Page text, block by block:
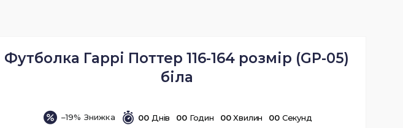
Футболка Гаррі Поттер 116-164 розмір (GP-05)
біла
–19% 00 Днів 00 Годин 00 Хвилин 00 Секунд